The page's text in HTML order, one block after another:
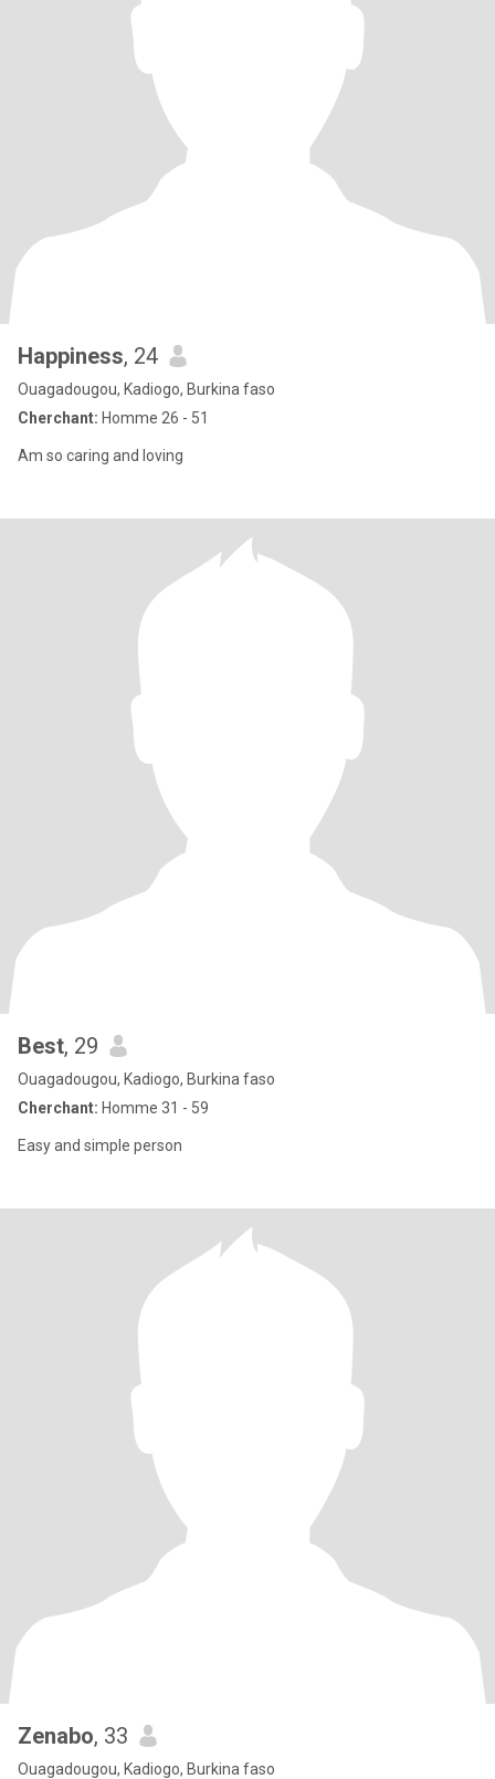
Happiness, 24
Ouagadougou, Kadiogo, Burkina faso
Cherchant: Homme 26 - 51
Am so caring and loving
Best, 29
Ouagadougou, Kadiogo, Burkina faso
Cherchant: Homme 31 - 59
Easy and simple person
Zenabo, 33
Ouagadougou, Kadiogo, Burkina faso